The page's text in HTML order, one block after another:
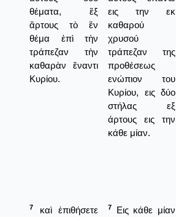
θέματα, ἓξ
ἄρτους τὸ ἓν
θέμα ἐπὶ τὴν
τράπεζαν τὴν
καθαρὰν ἔναντι
Κυρίου.
εις την εκ
καθαρού
χρυσού
τράπεζαν της
προθέσεως
ενώπιον του
Κυρίου, εις δύο
στήλας εξ
άρτους εις την
κάθε μίαν.
7
καὶ ἐπιθήσετε
7
Εις κάθε μίαν